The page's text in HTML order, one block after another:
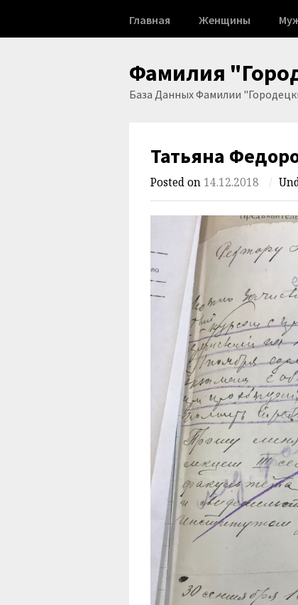
content
Главная Женщины
Фамилия
База Данных Фамилии
Татьяна
Posted on 14.12.2018 /